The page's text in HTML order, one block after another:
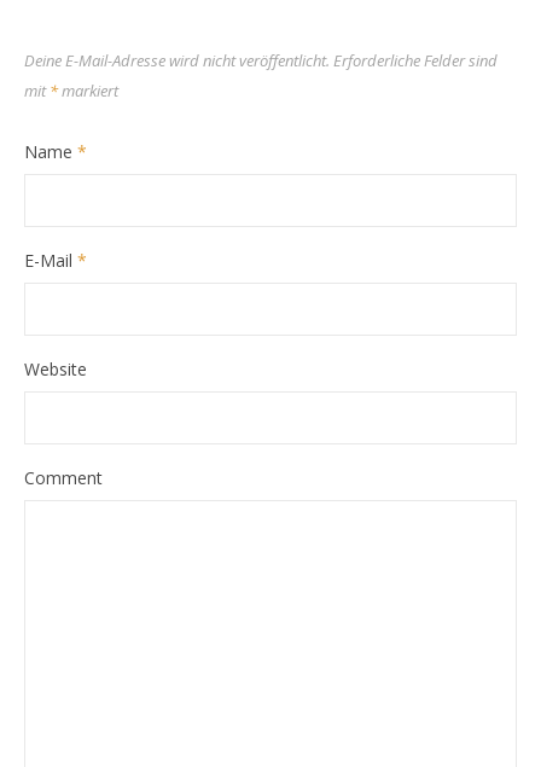
Deine E-Mail-Adresse wird nicht veröffentlicht. Erforderliche Felder sind
mit*markiert
Name *
E-Mail *
Website
Comment